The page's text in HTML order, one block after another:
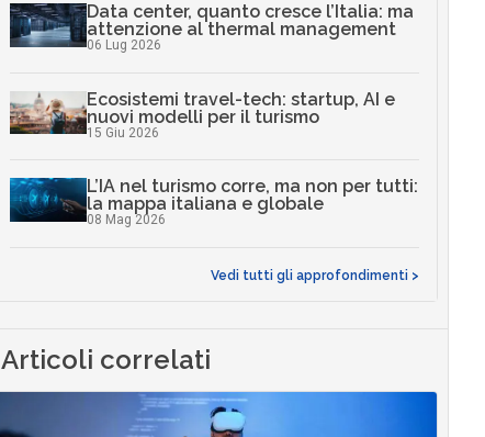
Data center, quanto cresce l’Italia: ma
attenzione al thermal management
06 Lug 2026
Ecosistemi travel-tech: startup, AI e
nuovi modelli per il turismo
15 Giu 2026
L’IA nel turismo corre, ma non per tutti:
la mappa italiana e globale
08 Mag 2026
Vedi tutti gli approfondimenti >
Articoli correlati